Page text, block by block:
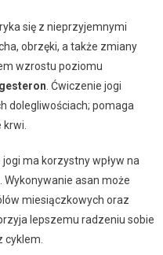
się z nieprzyjemnymi
obrzęki, a także zmiany
wzrostu poziomu
. Ćwiczenie jogi
dolegliwościach; pomaga
krwi.
ma korzystny wpływ na
asan może
miesiączkowych oraz
lepszemu radzeniu sobie
cyklem.